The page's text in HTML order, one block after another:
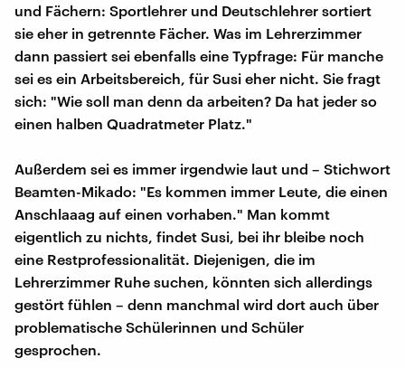
und Fächern: Sportlehrer und Deutschlehrer sortiert
sie eher in getrennte Fächer. Was im Lehrerzimmer
dann passiert sei ebenfalls eine Typfrage: Für manche
sei es ein Arbeitsbereich, für Susi eher nicht. Sie fragt
sich: "Wie soll man denn da arbeiten? Da hat jeder so
einen halben Quadratmeter Platz."
Außerdem sei es immer irgendwie laut und – Stichwort
Beamten-Mikado: "Es kommen immer Leute, die einen
Anschlaaag auf einen vorhaben." Man kommt
eigentlich zu nichts, findet Susi, bei ihr bleibe noch
eine Restprofessionalität. Diejenigen, die im
Lehrerzimmer Ruhe suchen, könnten sich allerdings
gestört fühlen – denn manchmal wird dort auch über
problematische Schülerinnen und Schüler
gesprochen.